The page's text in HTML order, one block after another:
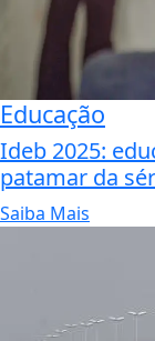
Educação
Ideb 2025:
patamar da
Saiba Mais